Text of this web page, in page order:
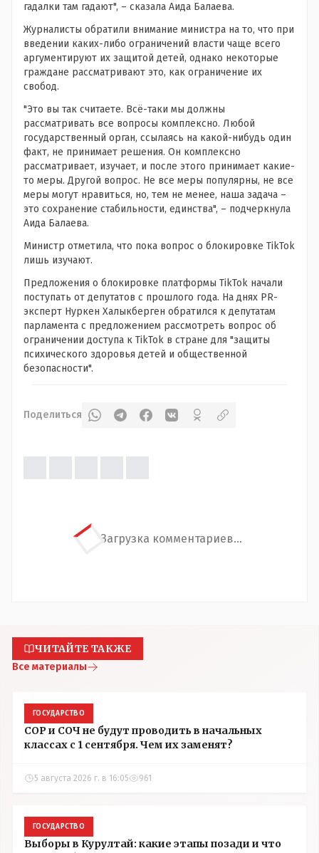
гадалки там гадают", – сказала Аида Балаева.
Журналисты обратили внимание министра на то, что при
введении каких-либо ограничений власти чаще всего
аргументируют их защитой детей, однако некоторые
граждане рассматривают это, как ограничение их
свобод.
"Это вы так считаете. Всё-таки мы должны
рассматривать все вопросы комплексно. Любой
государственный орган, ссылаясь на какой-нибудь один
факт, не принимает решения. Он комплексно
рассматривает, изучает, и после этого принимает какие-
то меры. Другой вопрос. Не все меры популярны, не все
меры могут нравиться, но, тем не менее, наша задача –
это сохранение стабильности, единства", – подчеркнула
Аида Балаева.
Министр отметила, что пока вопрос о блокировке TikTok
лишь изучают.
Предложения о блокировке платформы TikTok начали
поступать от депутатов с прошлого года. На днях PR-
эксперт Нуркен Халыкберген обратился к депутатам
парламента с предложением рассмотреть вопрос об
ограничении доступа к TikTok в стране для "защиты
психического здоровья детей и общественной
безопасности".
Поделиться
Загрузка комментариев...
ЧИТАЙТЕ ТАКЖЕ
Все материалы
ГОСУДАРСТВО
СОР и СОЧ не будут проводить в начальных
классах с 1 сентября. Чем их заменят?
5 августа 2026 г. в 16:05 961
ГОСУДАРСТВО
Выборы в Курултай: какие этапы позади и что